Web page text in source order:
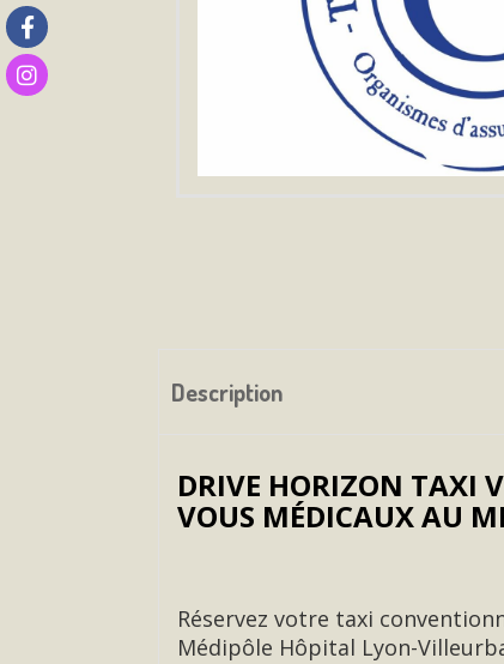
Description
DRIVE HORIZON TAXI
VOUS MÉDICAUX AU
Réservez votre taxi
Médipôle Hôpital Lyon-